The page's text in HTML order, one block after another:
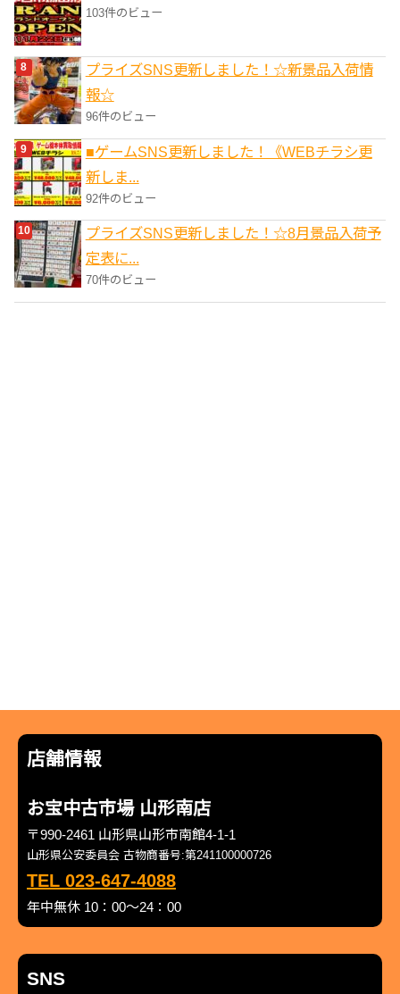
103件のビュー
プライズSNS更新しました！☆新景品入荷情
報☆
96件のビュー
■ゲームSNS更新しました！《WEBチラシ更
新しま...
92件のビュー
プライズSNS更新しました！☆8月景品入荷予
定表に...
70件のビュー
店舗情報
お宝中古市場 山形南店
〒990-2461 山形県山形市南館4-1-1
山形県公安委員会 古物商番号:第241100000726
TEL 023-647-4088
年中無休 10：00～24：00
SNS